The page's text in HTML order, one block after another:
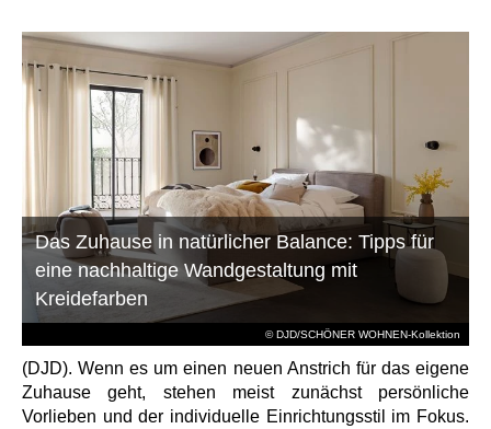
© DJD/SCHÖNER WOHNEN-Kollektion
Das Zuhause in natürlicher Balance: Tipps für
eine nachhaltige Wandgestaltung mit
Kreidefarben
(DJD). Wenn es um einen neuen Anstrich für das eigene
Zuhause geht, stehen meist zunächst persönliche
Vorlieben und der individuelle Einrichtungsstil im Fokus.